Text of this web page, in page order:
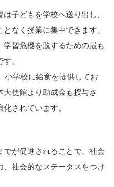
子どもを学校へ送り出し、
なく授業に集中できます。
習危機を脱するための最も
。
小学校に給食を提供してお
大使館より助成金も授与さ
されています。
が促進されることで、社会
、社会的なステータスをつけ